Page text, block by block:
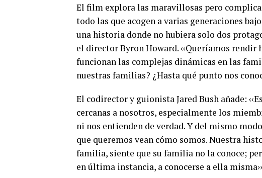
El film explora las maravillosas pero
todo las que acogen a varias generaciones
una historia donde no hubiera solo dos
el director Byron Howard. ‹‹Queríamos
funcionan las complejas dinámicas en las
nuestras familias? ¿Hasta qué punto nos
El codirector y guionista Jared Bush añade:
cercanas a nosotros, especialmente los
ni nos entienden de verdad. Y del mismo
que queremos vean cómo somos. Nuestra
familia, siente que su familia no la conoce;
en última instancia, a conocerse a ella